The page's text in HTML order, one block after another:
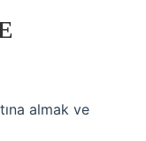
almak ve